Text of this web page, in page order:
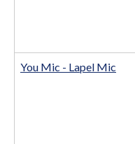
You Mic - Lapel Mic